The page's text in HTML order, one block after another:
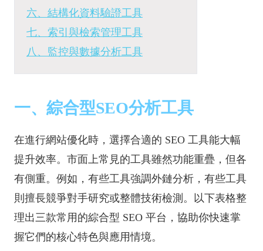
六、結構化資料驗證工具
七、索引與檢索管理工具
八、監控與數據分析工具
一、綜合型SEO分析工具
在進行網站優化時，選擇合適的 SEO 工具能大幅
提升效率。市面上常見的工具雖然功能重疊，但各
有側重。例如，有些工具強調外鏈分析，有些工具
則擅長競爭對手研究或整體技術檢測。以下表格整
理出三款常用的綜合型 SEO 平台，協助你快速掌
握它們的核心特色與應用情境。